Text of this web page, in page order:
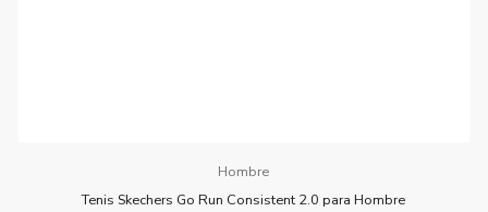
Hombre
Tenis Skechers Go Run Consistent 2.0 para Hombre